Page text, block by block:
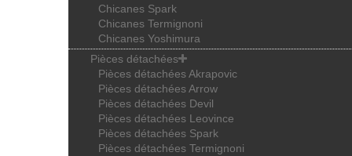
Chicanes Spark
Chicanes Termignoni
Chicanes Yoshimura
Pièces détachées
Pièces détachées Akrapovic
Pièces détachées Arrow
Pièces détachées Devil
Pièces détachées Leovince
Pièces détachées Spark
Pièces détachées Termignoni